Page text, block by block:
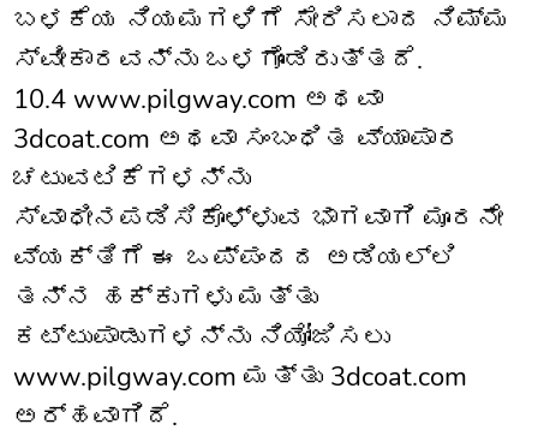
ಬಳಕೆಯ ನಿಯಮಗಳಿಗೆ ಸೇರಿಸಲಾದ ನಿಮ್ಮ
ಸ್ವೀಕಾರವನ್ನು ಒಳಗೊಂಡಿರುತ್ತದೆ.
10.4 www.pilgway.com ಅಥವಾ
3dcoat.com ಅಥವಾ ಸಂಬಂಧಿತ ವ್ಯಾಪಾರ
ಚಟುವಟಿಕೆಗಳನ್ನು
ಸ್ವಾಧೀನಪಡಿಸಿಕೊಳ್ಳುವ ಭಾಗವಾಗಿ ಮೂರನೇ
ವ್ಯಕ್ತಿಗೆ ಈ ಒಪ್ಪಂದದ ಅಡಿಯಲ್ಲಿ
ತನ್ನ ಹಕ್ಕುಗಳು ಮತ್ತು
ಕಟ್ಟುಪಾಡುಗಳನ್ನು ನಿಯೋಜಿಸಲು
www.pilgway.com ಮತ್ತು 3dcoat.com
ಅರ್ಹವಾಗಿದೆ.